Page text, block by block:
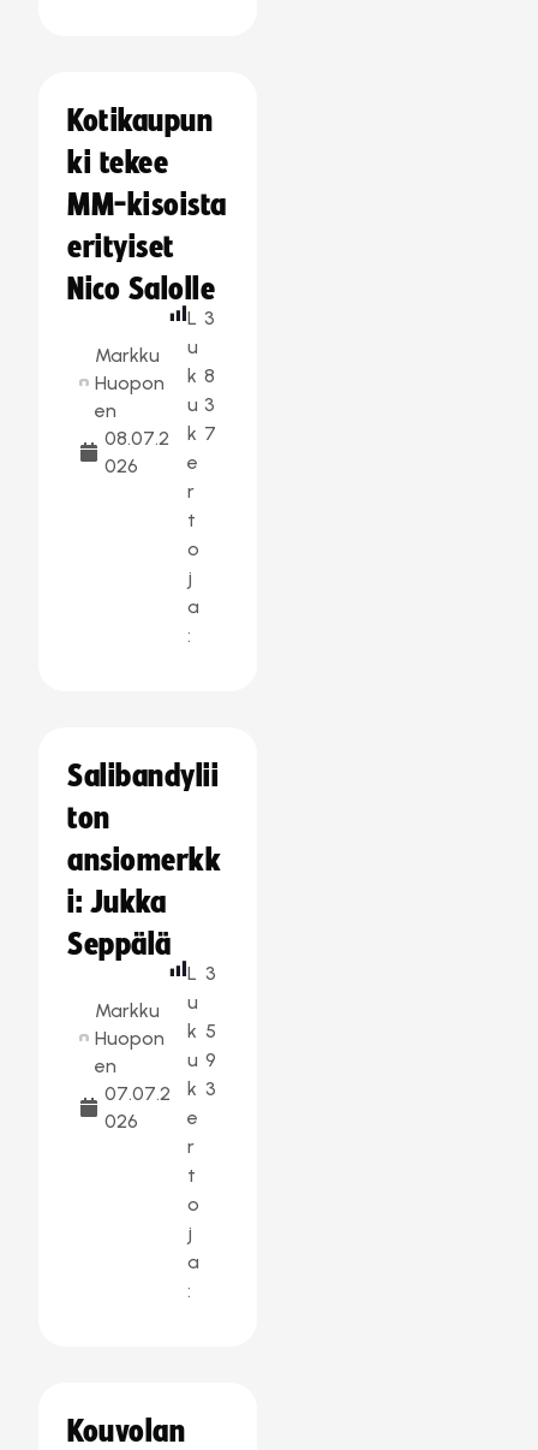
Kotikaupun
ki tekee
MM-kisoista
erityiset
Nico Salolle
Markku
Huopon
en
08.07.2
026
L
u
k
u
k
e
r
t
o
j
a
:
3
8
3
7
Salibandylii
ton
ansiomerkk
i: Jukka
Seppälä
Markku
Huopon
en
07.07.2
026
L
u
k
u
k
e
r
t
o
j
a
:
3
5
9
3
Kouvolan